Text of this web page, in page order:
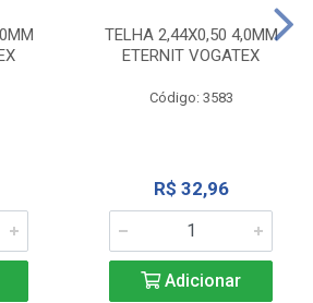
TELHA 2,44X0,50 4,0MM
ETERNIT VOGATEX
Código: 3583
R$ 32,96
Adicionar